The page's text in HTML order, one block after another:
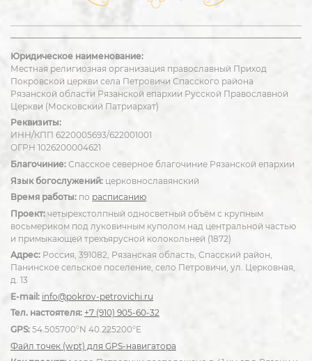
Юридическое наименование:
Местная религиозная организация православный Приход
Покровской церкви села Петровичи Спасского района
Рязанской области Рязанской епархии Русской Православной
Церкви (Московский Патриархат)
Реквизиты:
ИНН/КПП 6220005693/622001001
ОГРН 1026200004621
Благочиние: Спасское северное благочиние Рязанской епархии
Язык богослужений: церковнославянский
Время работы: по расписанию
Проект: четырехстолпный односветный объём с крупным
восьмериком под луковичным куполом над центральной частью
и примыкающей трехъярусной колокольней (1872)
Адрес: Россия, 391082, Рязанская область, Спасский район,
Панинское сельское поселение, село Петровичи, ул. Церковная,
д. 13
E-mail: info@pokrov-petrovichi.ru
Тел. настоятеля: +7 (910) 905-60-32
GPS: 54.505700°N 40.225200°E
Файл точек (wpt) для GPS-навигатора